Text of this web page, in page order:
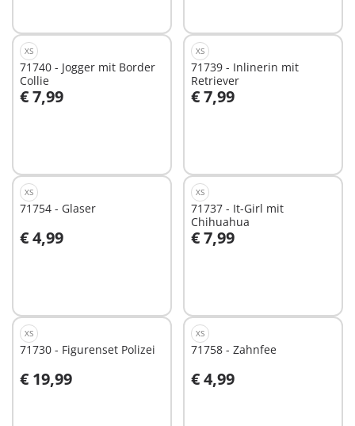
XS
71740 - Jogger mit Border
Collie
€ 7,99
In den Warenkorb
XS
71739 - Inlinerin mit
Retriever
€ 7,99
In den Warenkorb
XS
71754 - Glaser
€ 4,99
In den Warenkorb
XS
71737 - It-Girl mit
Chihuahua
€ 7,99
In den Warenkorb
XS
71730 - Figurenset Polizei
€ 19,99
In den Warenkorb
XS
71758 - Zahnfee
€ 4,99
In den Warenkorb